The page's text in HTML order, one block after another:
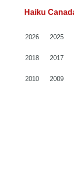
Haiku
2026 2025
2018 2017
2010 2009